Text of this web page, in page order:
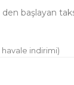
den başlayan
havale indirimi)